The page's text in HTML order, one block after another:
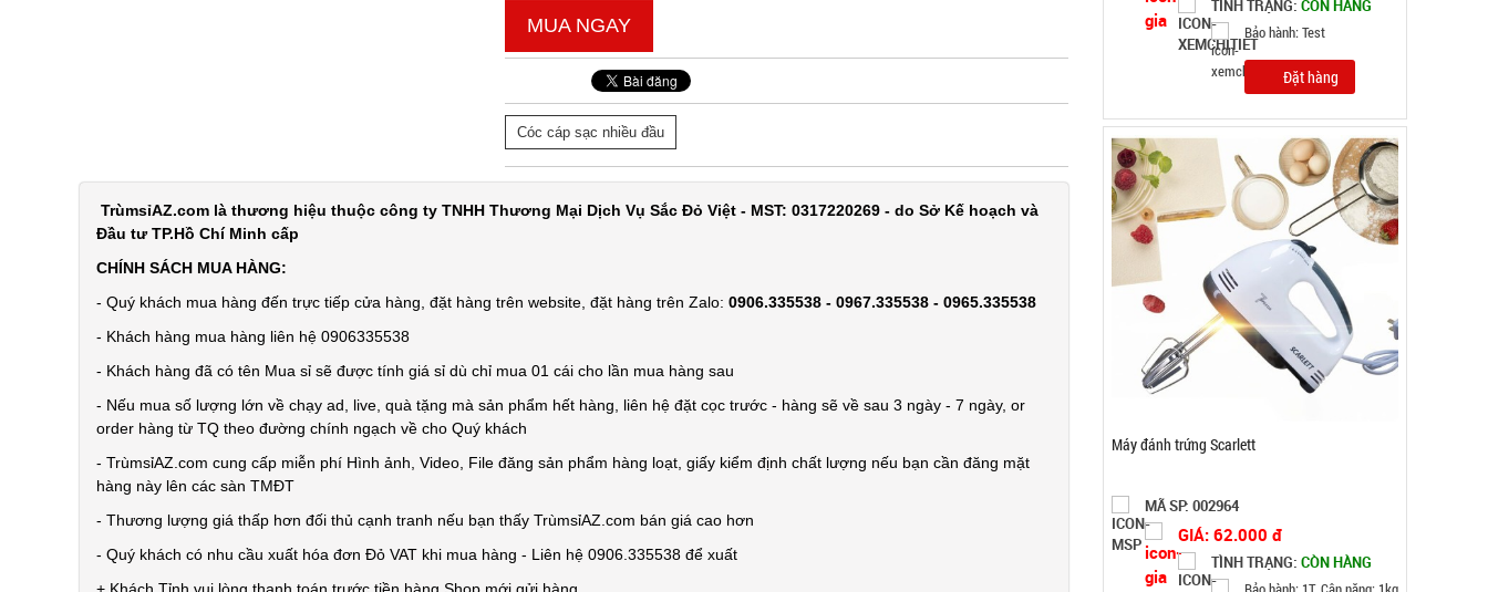
MUA NGAY
Cóc cáp sạc nhiều đầu
TrùmsỉAZ.com là thương hiệu thuộc công ty TNHH Thương Mại Dịch Vụ Sắc Đỏ Việt - MST: 0317220269 - do Sở Kế hoạch và
Đầu tư TP.Hồ Chí Minh cấp
CHÍNH SÁCH MUA HÀNG:
- Quý khách mua hàng đến trực tiếp cửa hàng, đặt hàng trên website, đặt hàng trên Zalo: 0906.335538 - 0967.335538 - 0965.335538
- Khách hàng mua hàng liên hệ 0906335538
- Khách hàng đã có tên Mua sỉ sẽ được tính giá sỉ dù chỉ mua 01 cái cho lần mua hàng sau
- Nếu mua số lượng lớn về chạy ad, live, quà tặng mà sản phẩm hết hàng, liên hệ đặt cọc trước - hàng sẽ về sau 3 ngày - 7 ngày, or
order hàng từ TQ theo đường chính ngạch về cho Quý khách
- TrùmsỉAZ.com cung cấp miễn phí Hình ảnh, Video, File đăng sản phẩm hàng loạt, giấy kiểm định chất lượng nếu bạn cần đăng mặt
hàng này lên các sàn TMĐT
- Thương lượng giá thấp hơn đối thủ cạnh tranh nếu bạn thấy TrùmsỉAZ.com bán giá cao hơn
- Quý khách có nhu cầu xuất hóa đơn Đỏ VAT khi mua hàng - Liên hệ 0906.335538 để xuất
Bảo hành: 1T, Cân nặng: 1kg
Đặt hàng
GIÁ: 3.000 đ
TÌNH TRẠNG:
Bảo hành: Test